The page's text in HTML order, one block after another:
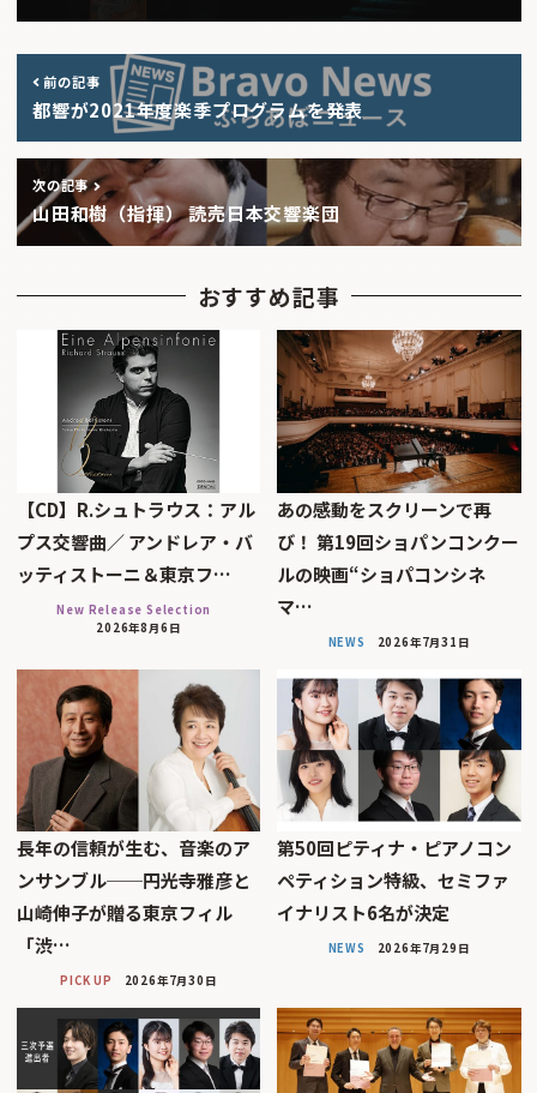
前の記事
都響が2021年度楽季プログラムを発表
次の記事
山田和樹（指揮） 読売日本交響楽団
おすすめ記事
【CD】R.シュトラウス：アル
プス交響曲／ アンドレア・バ
ッティストーニ＆東京フ…
New Release Selection
2026年8月6日
あの感動をスクリーンで再
び！ 第19回ショパンコンクー
ルの映画“ショパコンシネ
マ…
NEWS 2026年7月31日
長年の信頼が生む、音楽のア
ンサンブル──円光寺雅彦と
山崎伸子が贈る東京フィル
「渋…
PICK UP 2026年7月30日
第50回ピティナ・ピアノコン
ペティション特級、セミファ
イナリスト6名が決定
NEWS 2026年7月29日